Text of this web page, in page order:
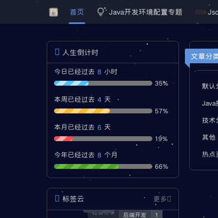
首页 Java开发环境配置专题
文章分
默认
Java
技术
其他
热点
人生倒计时
今日已经过去 8 小时
35%
本周已经过去 4 天
57%
本月已经过去 6 天
19%
今年已经过去 8 个月
66%
标签云 更多
后端开发 1
经验分享 3